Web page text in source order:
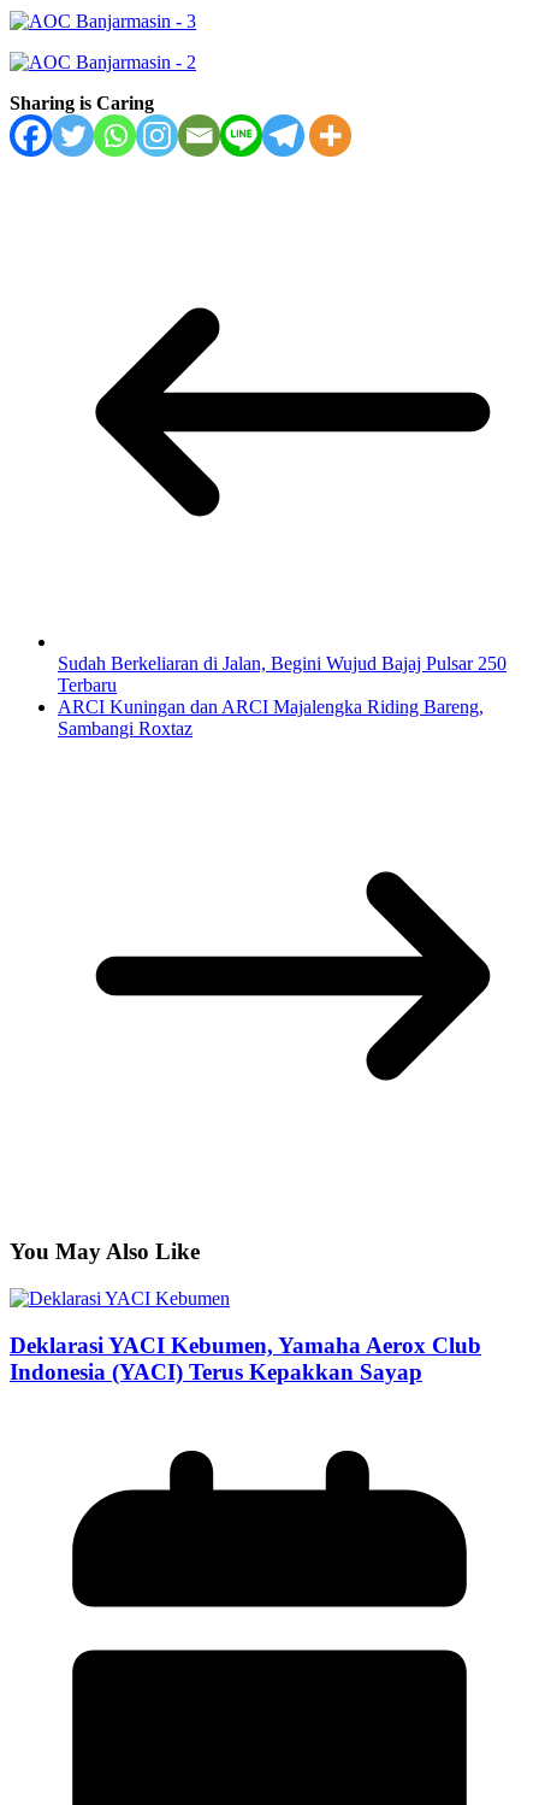
Sharing is Caring
Sudah Berkeliaran di Jalan, Begini Wujud Bajaj Pulsar 250
Terbaru
ARCI Kuningan dan ARCI Majalengka Riding Bareng,
Sambangi Roxtaz
You May Also Like
Deklarasi YACI Kebumen, Yamaha Aerox Club
Indonesia (YACI) Terus Kepakkan Sayap